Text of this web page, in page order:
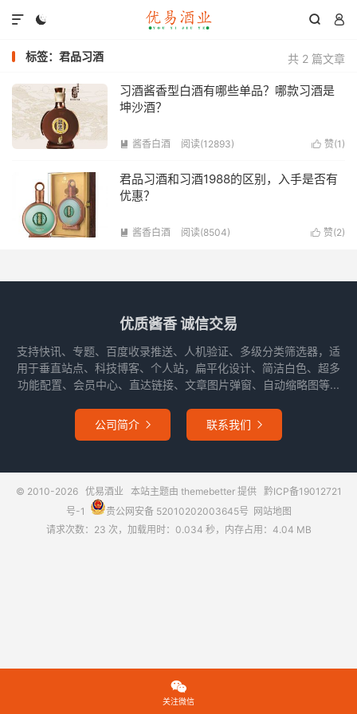
  

共 2 篇文章
标签：君品习酒
习酒酱香型白酒有哪些单品？哪款习酒是
坤沙酒？
 赞(1 )
 酱香白酒 阅读(12893)
君品习酒和习酒1988的区别，入手是否有
优惠？
 赞(2)
 酱香白酒 阅读(8504)
优质酱香 诚信交易
支持快讯、专题、百度收录推送、人机验证、多级分类筛选器，适
用于垂直站点、科技博客、个人站，扁平化设计、简洁白色、超多
功能配置、会员中心、直达链接、文章图片弹窗、自动缩略图等...
公司简介  联系我们 
© 2010-2026 优易酒业 本站主题由 themebetter提供 黔ICP备19012721
号-1
贵公网安备 52010202003645号 网站地图
请求次数：23 次，加载用时：0.034 秒，内存占用：4.04 MB

关注微信